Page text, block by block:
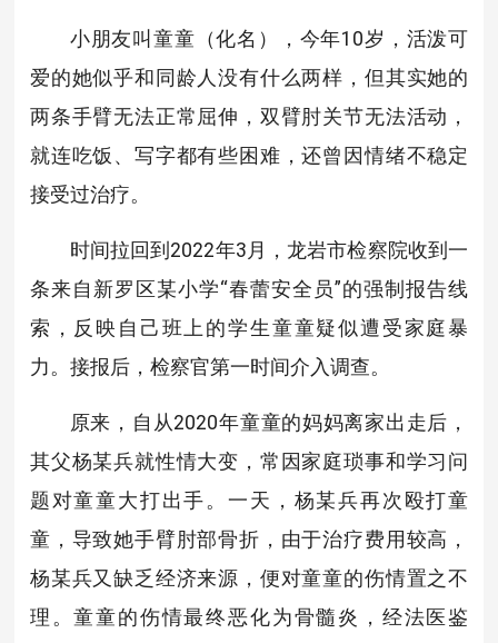
小朋友叫童童（化名），今年10岁，活泼可
爱的她似乎和同龄人没有什么两样，但其实她的
两条手臂无法正常屈伸，双臂肘关节无法活动，
就连吃饭、写字都有些困难，还曾因情绪不稳定
接受过治疗。
时间拉回到2022年3月，龙岩市检察院收到一
条来自新罗区某小学“春蕾安全员”的强制报告线
索，反映自己班上的学生童童疑似遭受家庭暴
力。接报后，检察官第一时间介入调查。
原来，自从2020年童童的妈妈离家出走后，
其父杨某兵就性情大变，常因家庭琐事和学习问
题对童童大打出手。一天，杨某兵再次殴打童
童，导致她手臂肘部骨折，由于治疗费用较高，
杨某兵又缺乏经济来源，便对童童的伤情置之不
理。童童的伤情最终恶化为骨髓炎，经法医鉴